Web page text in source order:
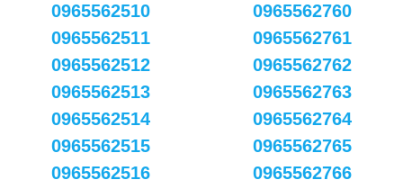
0965562510
0965562511
0965562512
0965562513
0965562514
0965562515
0965562516
0965562760
0965562761
0965562762
0965562763
0965562764
0965562765
0965562766